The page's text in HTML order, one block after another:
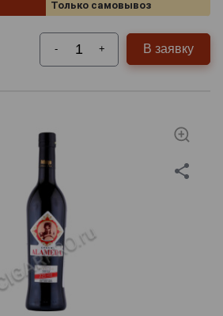
Только самовывоз
- + В заявку